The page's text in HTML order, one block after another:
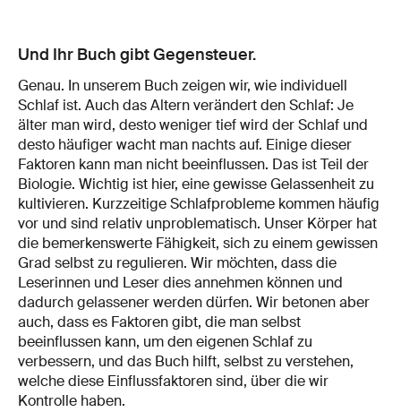
Und Ihr Buch gibt Gegensteuer.
Genau. In unserem Buch zeigen wir, wie individuell
Schlaf ist. Auch das Altern verändert den Schlaf: Je
älter man wird, desto weniger tief wird der Schlaf und
desto häufiger wacht man nachts auf. Einige dieser
Faktoren kann man nicht beeinflussen. Das ist Teil der
Biologie. Wichtig ist hier, eine gewisse Gelassenheit zu
kultivieren. Kurzzeitige Schlafprobleme kommen häufig
vor und sind relativ unproblematisch. Unser Körper hat
die bemerkenswerte Fähigkeit, sich zu einem gewissen
Grad selbst zu regulieren. Wir möchten, dass die
Leserinnen und Leser dies annehmen können und
dadurch gelassener werden dürfen. Wir betonen aber
auch, dass es Faktoren gibt, die man selbst
beeinflussen kann, um den eigenen Schlaf zu
verbessern, und das Buch hilft, selbst zu verstehen,
welche diese Einflussfaktoren sind, über die wir
Kontrolle haben.